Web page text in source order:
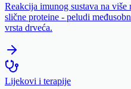
Reakcija imunog sustava na
slične proteine - peludi
vrsta drveća.
Lijekovi i terapije